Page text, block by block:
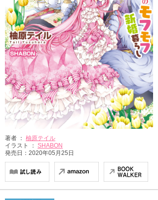
著者 ： 柚原テイル
イラスト ： SHABON
発売日：2020年05月25日